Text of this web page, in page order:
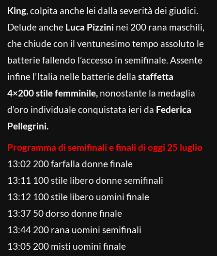
King, colpita anche lei dalla severità dei giudici.
Delude anche Luca Pizzini nei 200 rana maschili,
che chiude con il ventunesimo tempo assoluto le
batterie fallendo l’accesso in semifinale. Assente
infine l’Italia nelle batterie della staffetta
4×200 stile femminile, nonostante la medaglia
d’oro individuale conquistata ieri da Federica
Pellegrini.
Programma di semifinali e finali di oggi 25 luglio
13:02 200 farfalla donne finale
13:11 100 stile libero donne semifinali
13:12 100 stile libero uomini finale
13:37 50 dorso donne finale
13:44 200 rana uomini semifinali
13:05 200 misti uomini finale